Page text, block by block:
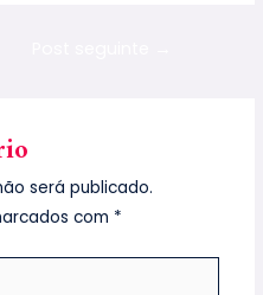
será publicado.
com *